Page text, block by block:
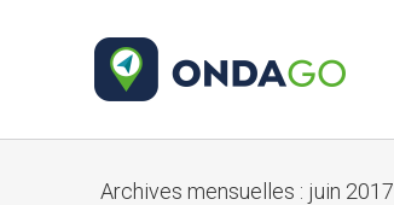
Archives mensuelles : juin 2017